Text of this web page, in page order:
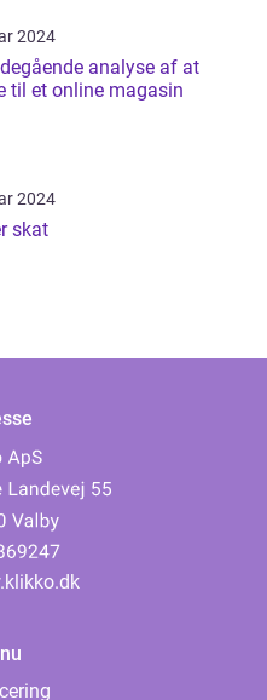
2024
analyse af at
til et online magasin
2024
skat